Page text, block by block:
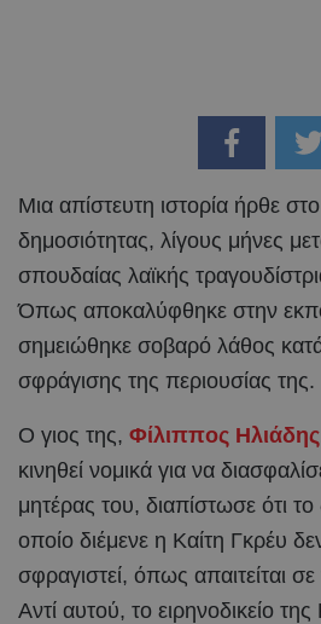
Μια απίστευτη ιστορία ήρθε
δημοσιότητας, λίγους μήνες
σπουδαίας λαϊκής
Όπως αποκαλύφθηκε στην
σημειώθηκε σοβαρό λάθος κατά
σφράγισης της περιουσίας της.
Ο γιος της, Φίλιππος Ηλιάδης
κινηθεί νομικά για να
μητέρας του, διαπίστωσε ότι
οποίο διέμενε η Καίτη Γκρέυ
σφραγιστεί, όπως απαιτείται σε
Αντί αυτού, το ειρηνοδικείο